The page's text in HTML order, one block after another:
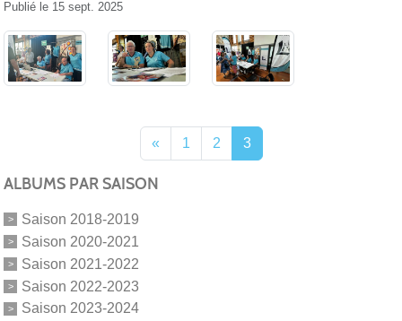
Publié le 15 sept. 2025
« 1 2 3
ALBUMS PAR SAISON
Saison 2018-2019
Saison 2020-2021
Saison 2021-2022
Saison 2022-2023
Saison 2023-2024